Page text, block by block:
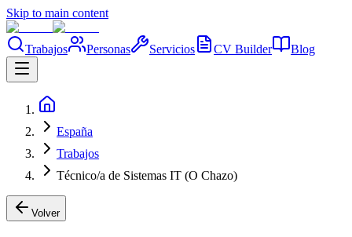
Skip to main content
Trabajos Personas Servicios CV Builder Blog
España
Trabajos
Técnico/a de Sistemas IT (O Chazo)
Volver